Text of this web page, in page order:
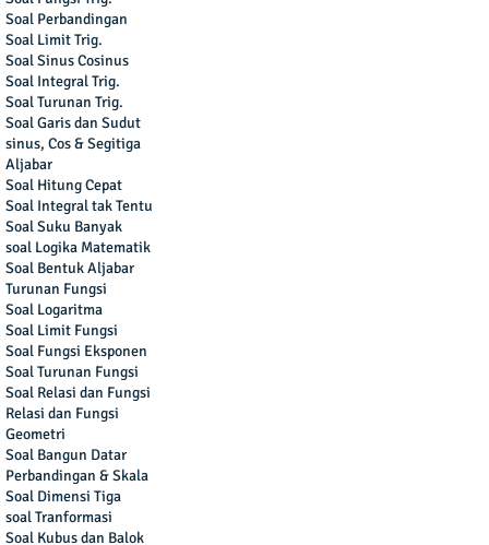
Soal Perbandingan
Soal Limit Trig.
Soal Sinus Cosinus
Soal Integral Trig.
Soal Turunan Trig.
Soal Garis dan Sudut
sinus, Cos & Segitiga
Aljabar
Soal Hitung Cepat
Soal Integral tak Tentu
Soal Suku Banyak
soal Logika Matematik
Soal Bentuk Aljabar
Turunan Fungsi
Soal Logaritma
Soal Limit Fungsi
Soal Fungsi Eksponen
Soal Turunan Fungsi
Soal Relasi dan Fungsi
Relasi dan Fungsi
Geometri
Soal Bangun Datar
Perbandingan & Skala
Soal Dimensi Tiga
soal Tranformasi
Soal Kubus dan Balok